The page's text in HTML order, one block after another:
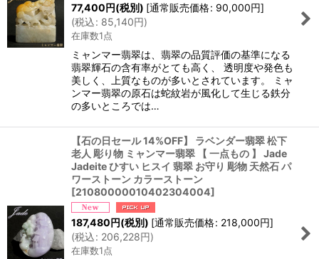
77,400円(税別) [通常販売価格: 90,000円]
(税込: 85,140円)
在庫数1点
ミャンマー翡翠は、翡翠の品質評価の基準になる
翡翠輝石の含有率がとても高く、 透明度や発色も
美しく、上質なものが多いとされています。 ミャ
ンマー翡翠の原石は蛇紋岩が風化して生じる鉄分
の多いところでは…
【石の日セール 14%OFF】 ラベンダー翡翠 松下
老人 彫り物 ミャンマー翡翠 【 一点もの 】 Jade
Jadeite ひすい ヒスイ 翡翠 お守り 彫物 天然石 パ
ワーストーン カラーストーン
[21080000010402304004]
187,480円(税別) [通常販売価格: 218,000円]
(税込: 206,228円)
在庫数1点